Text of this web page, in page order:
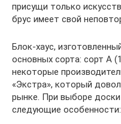
присущи только
брус имеет свой
Блок-хаус,
основных сорта: сорт А
некоторые
«Экстра», который
рынке. При выборе
следующие особенности: